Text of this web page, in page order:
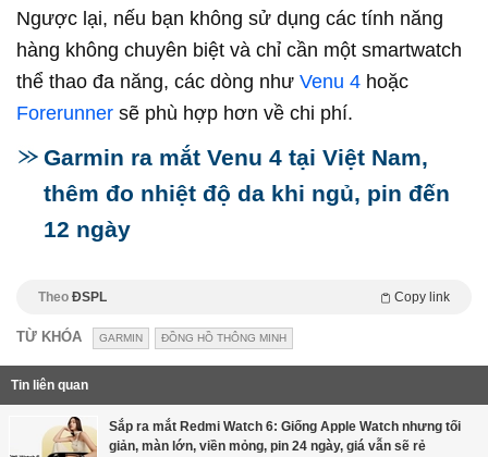
Ngược lại, nếu bạn không sử dụng các tính năng
hàng không chuyên biệt và chỉ cần một smartwatch
thể thao đa năng, các dòng như Venu 4 hoặc
Forerunner sẽ phù hợp hơn về chi phí.
Garmin ra mắt Venu 4 tại Việt Nam,
thêm đo nhiệt độ da khi ngủ, pin đến
12 ngày
Theo ĐSPL Copy link
TỪ KHÓA GARMIN ĐỒNG HỒ THÔNG MINH
Tin liên quan
Sắp ra mắt Redmi Watch 6: Giống Apple Watch nhưng tối
giản, màn lớn, viền mỏng, pin 24 ngày, giá vẫn sẽ rẻ